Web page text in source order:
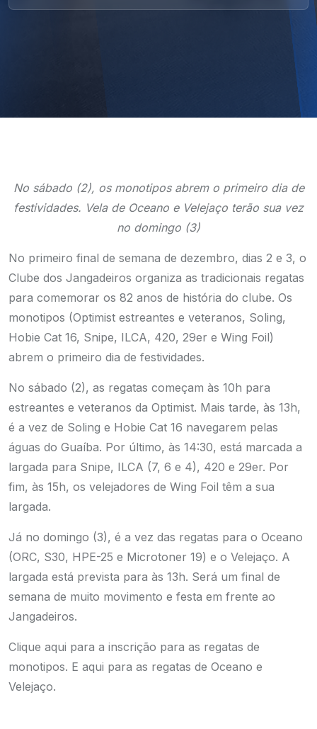
No sábado (2), os monotipos abrem o primeiro dia de
festividades. Vela de Oceano e Velejaço terão sua vez
no domingo (3)
No primeiro final de semana de dezembro, dias 2 e 3, o
Clube dos Jangadeiros organiza as tradicionais regatas
para comemorar os 82 anos de história do clube. Os
monotipos (Optimist estreantes e veteranos, Soling,
Hobie Cat 16, Snipe, ILCA, 420, 29er e Wing Foil)
abrem o primeiro dia de festividades.
No sábado (2), as regatas começam às 10h para
estreantes e veteranos da Optimist. Mais tarde, às 13h,
é a vez de Soling e Hobie Cat 16 navegarem pelas
águas do Guaíba. Por último, às 14:30, está marcada a
largada para Snipe, ILCA (7, 6 e 4), 420 e 29er. Por
fim, às 15h, os velejadores de Wing Foil têm a sua
largada.
Já no domingo (3), é a vez das regatas para o Oceano
(ORC, S30, HPE-25 e Microtoner 19) e o Velejaço. A
largada está prevista para às 13h. Será um final de
semana de muito movimento e festa em frente ao
Jangadeiros.
Clique aqui para a inscrição para as regatas de
monotipos. E aqui para as regatas de Oceano e
Velejaço.